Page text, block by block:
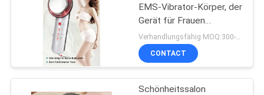
SITEMAP
PRIVACY
POLICY
17
EMS-Vibrator-Körper, der
Gerät für Frauen
abnimmt
Verhandlungsfähig MOQ:300-1200
CONTACT
Schönheitssalon